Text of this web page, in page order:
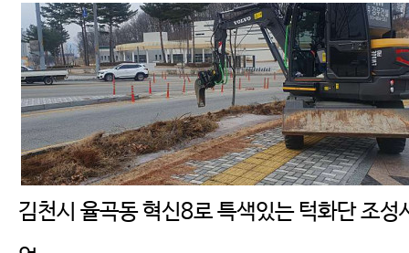
김천시 율곡동 혁신8로 특색있는 턱화단 조성